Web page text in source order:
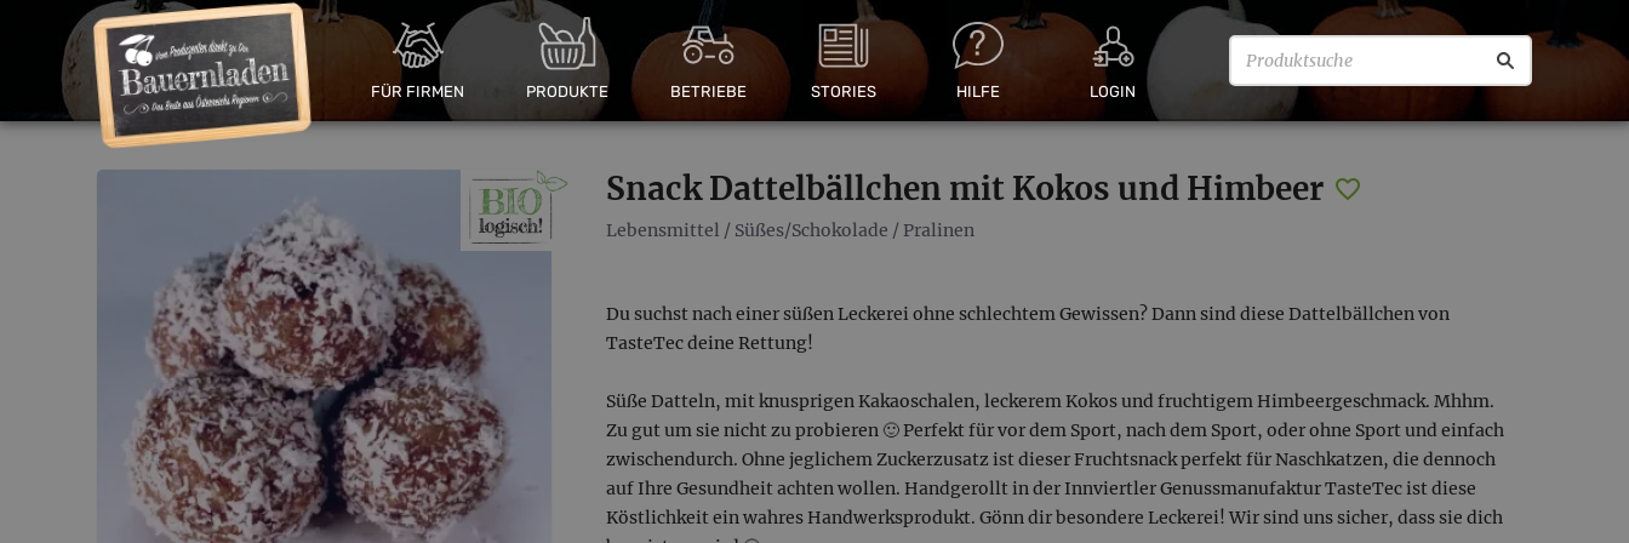
FÜR FIRMEN PRODUKTE BETRIEBE STORIES HILFE LOGIN
Snack Dattelbällchen mit Kokos und Himbeer
Lebensmittel / Süßes/Schokolade / Pralinen
Du suchst nach einer süßen Leckerei ohne schlechtem Gewissen? Dann sind diese Dattelbällchen von
TasteTec deine Rettung!
Süße Datteln, mit knusprigen Kakaoschalen, leckerem Kokos und fruchtigem Himbeergeschmack. Mhhm.
Zu gut um sie nicht zu probieren 🙂 Perfekt für vor dem Sport, nach dem Sport, oder ohne Sport und einfach
zwischendurch. Ohne jeglichem Zuckerzusatz ist dieser Fruchtsnack perfekt für Naschkatzen, die dennoch
auf Ihre Gesundheit achten wollen. Handgerollt in der Innviertler Genussmanufaktur TasteTec ist diese
Köstlichkeit ein wahres Handwerksprodukt. Gönn dir besondere Leckerei! Wir sind uns sicher, dass sie dich